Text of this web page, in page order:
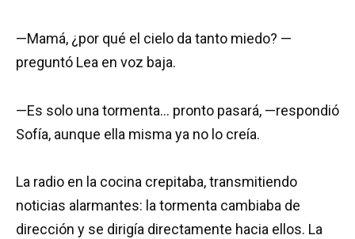
—Mamá, ¿por qué el cielo da tanto miedo? —
preguntó Lea en voz baja.
—Es solo una tormenta… pronto pasará, —respondió
Sofía, aunque ella misma ya no lo creía.
La radio en la cocina crepitaba, transmitiendo
noticias alarmantes: la tormenta cambiaba de
dirección y se dirigía directamente hacia ellos. La